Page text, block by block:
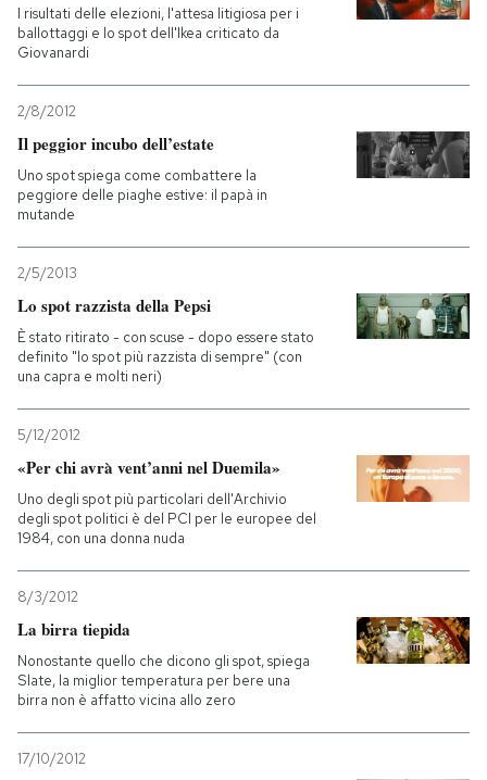
I risultati delle elezioni, l'attesa litigiosa per i
ballottaggi e lo spot dell'Ikea criticato da
Giovanardi
2/8/2012
Il peggior incubo dell’estate
Uno spot spiega come combattere la
peggiore delle piaghe estive: il papà in
mutande
2/5/2013
Lo spot razzista della Pepsi
È stato ritirato - con scuse - dopo essere stato
definito "lo spot più razzista di sempre" (con
una capra e molti neri)
5/12/2012
«Per chi avrà vent’anni nel Duemila»
Uno degli spot più particolari dell'Archivio
degli spot politici è del PCI per le europee del
1984, con una donna nuda
8/3/2012
La birra tiepida
Nonostante quello che dicono gli spot, spiega
Slate, la miglior temperatura per bere una
birra non è affatto vicina allo zero
17/10/2012